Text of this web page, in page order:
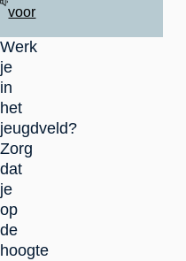
voor
Werk
je
in
het
jeugdveld?
Zorg
dat
je
op
de
hoogte